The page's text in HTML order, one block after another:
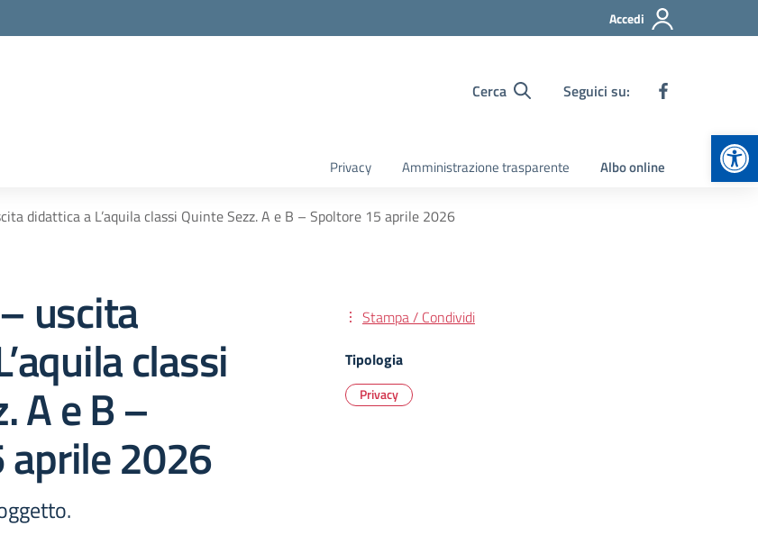
Accedi
Cerca Seguici su:
Privacy Amministrazione trasparente Albo online
didattica a L’aquila classi Quinte Sezz. A e B – Spoltore 15 aprile 2026
uscita
classi
A e B –
aprile 2026
Stampa / Condividi
Tipologia
Privacy